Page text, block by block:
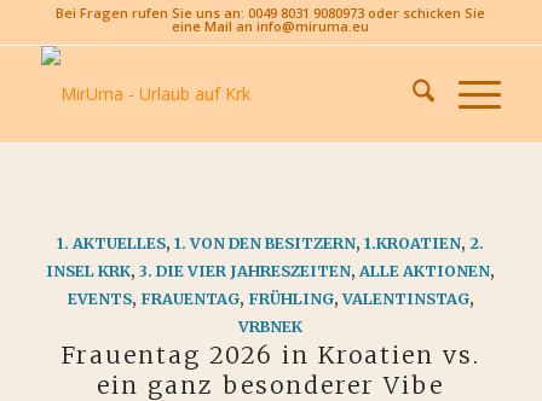
Bei Fragen rufen Sie uns an: 0049 8031 9080973 oder schicken Sie
eine Mail an info@miruma.eu
1. AKTUELLES,1. VON DEN BESITZERN,1.KROATIEN,2.
INSEL KRK,3. DIE VIER JAHRESZEITEN,ALLE AKTIONEN,
EVENTS, FRAUENTAG, FRÜHLING,VALENTINSTAG,
VRBNEK
Frauentag 2026 in Kroatien vs.
ein ganz besonderer Vibe